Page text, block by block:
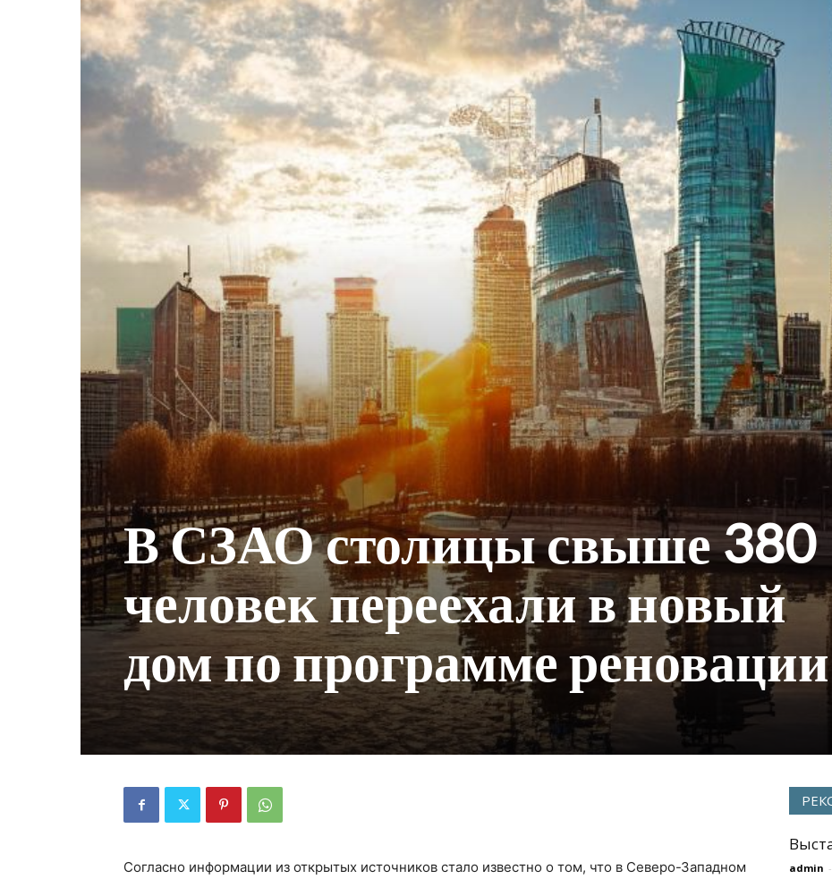
В СЗАО столицы свыше 380
человек переехали в новый
дом по программе реновации
Согласно информации из открытых источников стало известно о том, что в Северо-Западном
admin -